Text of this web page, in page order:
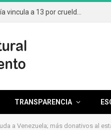
TRANSPARENCIA
a Venezuela; más donativos al